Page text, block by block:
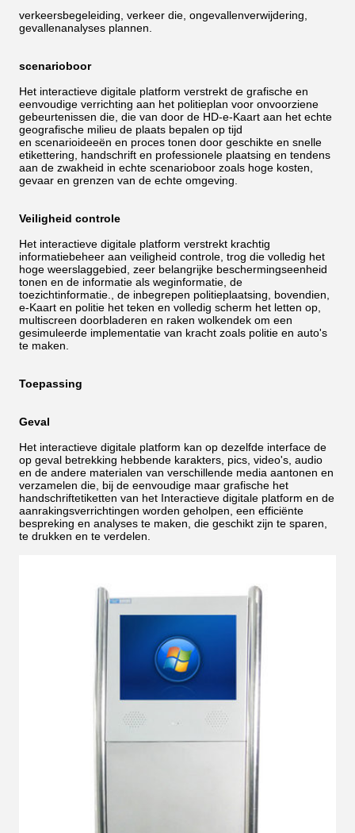
verkeersbegeleiding, verkeer die, ongevallenverwijdering,
gevallenanalyses plannen.
scenarioboor
Het interactieve digitale platform verstrekt de grafische en
eenvoudige verrichting aan het politieplan voor onvoorziene
gebeurtenissen die, die van door de HD-e-Kaart aan het echte
geografische milieu de plaats bepalen op tijd
en scenarioideeën en proces tonen door geschikte en snelle
etikettering, handschrift en professionele plaatsing en tendens
aan de zwakheid in echte scenarioboor zoals hoge kosten,
gevaar en grenzen van de echte omgeving.
Veiligheid controle
Het interactieve digitale platform verstrekt krachtig
informatiebeheer aan veiligheid controle, trog die volledig het
hoge weerslaggebied, zeer belangrijke beschermingseenheid
tonen en de informatie als weginformatie, de
toezichtinformatie., de inbegrepen politieplaatsing, bovendien,
e-Kaart en politie het teken en volledig scherm het letten op,
multiscreen doorbladeren en raken wolkendek om een
gesimuleerde implementatie van kracht zoals politie en auto's
te maken.
Toepassing
Geval
Het interactieve digitale platform kan op dezelfde interface de
op geval betrekking hebbende karakters, pics, video's, audio
en de andere materialen van verschillende media aantonen en
verzamelen die, bij de eenvoudige maar grafische het
handschriftetiketten van het Interactieve digitale platform en de
aanrakingsverrichtingen worden geholpen, een efficiënte
bespreking en analyses te maken, die geschikt zijn te sparen,
te drukken en te verdelen.